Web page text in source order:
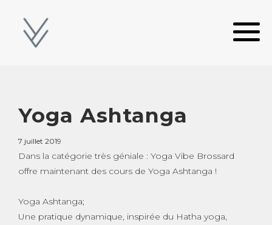
Yoga Ashtanga
7 juillet 2019
Dans la catégorie très géniale : Yoga Vibe Brossard
offre maintenant des cours de Yoga Ashtanga !
Yoga Ashtanga;
Une pratique dynamique, inspirée du Hatha yoga,